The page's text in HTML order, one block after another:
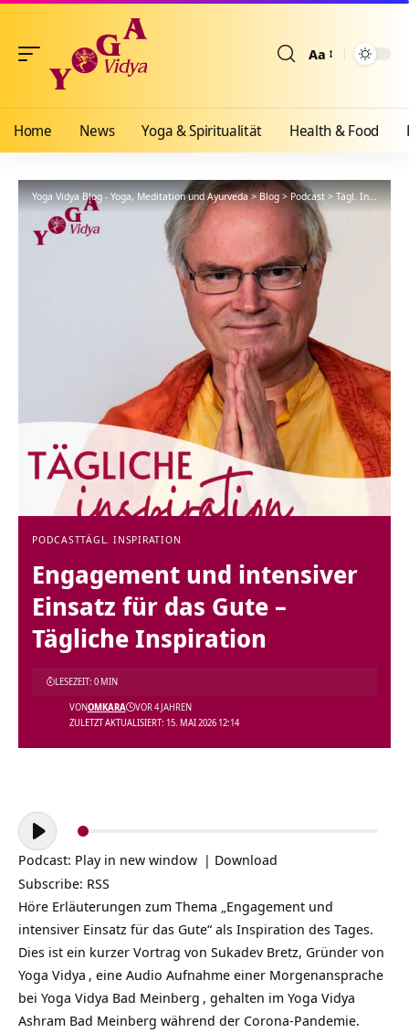
Aa
Home News Yoga & Spiritualität Health & Food
Yoga Vidya Blog - Yoga, Meditation und Ayurveda>Blog>Podcast>Tägl. Inspiration
PODCASTTÄGL. INSPIRATION
Engagement und intensiver
Einsatz für das Gute –
Tägliche Inspiration
ZULETZT AKTUALISIERT: 15. MAI 2026 12:14
VONOMKARA VOR 4 JAHREN
LESEZEIT: 0 MIN
Audio-
Player
Podcast: Play in new window | Download
Subscribe: RSS
Höre Erläuterungen zum Thema „Engagement und
intensiver Einsatz für das Gute“ als Inspiration des Tages.
Dies ist ein kurzer Vortrag von Sukadev Bretz, Gründer von
Yoga Vidya , eine Audio Aufnahme einer Morgenansprache
bei Yoga Vidya Bad Meinberg , gehalten im Yoga Vidya
Ashram Bad Meinberg während der Corona-Pandemie.